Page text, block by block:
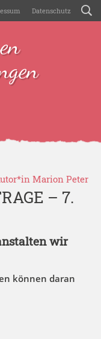
Datenschutz
Marion Peter
– 7.
wir
können daran